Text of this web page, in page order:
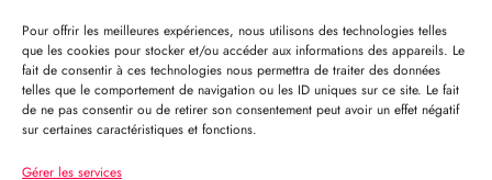
Pour offrir les meilleures expériences, nous utilisons des technologies telles
que les cookies pour stocker et/ou accéder aux informations des appareils. Le
fait de consentir à ces technologies nous permettra de traiter des données
telles que le comportement de navigation ou les ID uniques sur ce site. Le fait
de ne pas consentir ou de retirer son consentement peut avoir un effet négatif
sur certaines caractéristiques et fonctions.
Gérer les services
VOIR TOUS LES PARTENAIRES →